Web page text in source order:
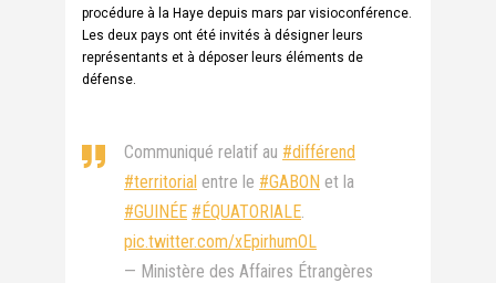
procédure à la Haye depuis mars par visioconférence.
Les deux pays ont été invités à désigner leurs
représentants et à déposer leurs éléments de
défense.
Communiqué relatif au #différend
#territorial entre le #GABON et la
#GUINÉE #ÉQUATORIALE
pic.twitter.com/xEpirhumOL
— Ministère des Affaires Étrangères